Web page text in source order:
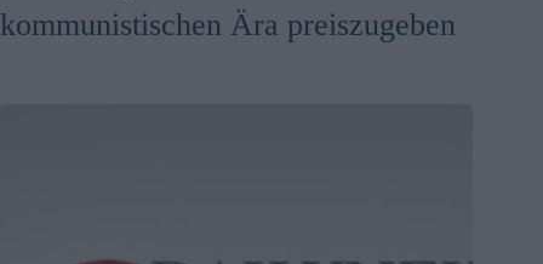
kommunistischen Ära preiszugeben